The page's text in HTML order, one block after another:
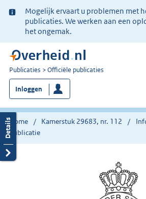
Ter
informatie:
Mogelijk ervaart u problemen met
publicaties. We werken aan een
het ongemak.
U
bent
nu
hier:
Publicaties Officiële publicaties
Inloggen
Home Kamerstuk 29683, nr. 112
publicatie